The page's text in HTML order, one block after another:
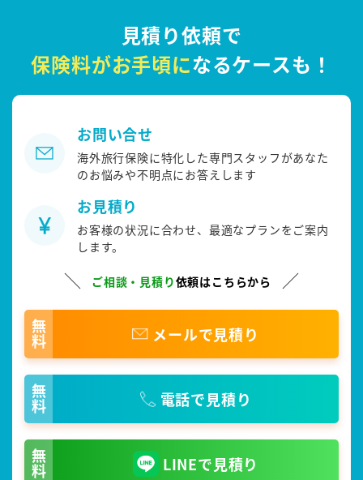
見積り依頼で
保険料がお手頃になるケースも！
お問い合せ
海外旅行保険に特化した専門スタッフがあなた
のお悩みや不明点にお答えします
お見積り
お客様の状況に合わせ、最適なプランをご案内
します。
ご相談・見積り依頼はこちらから
無料 メールで見積り
無料 電話で見積り
無料 LINEで見積り